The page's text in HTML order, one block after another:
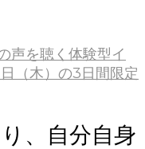
、自分自身